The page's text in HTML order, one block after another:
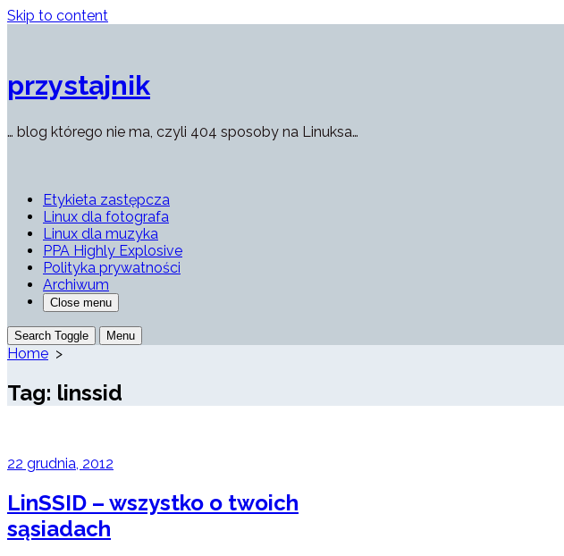
Skip to content
przystajnik
… blog którego nie ma, czyli 404 sposoby na Linuksa…
Etykieta zastępcza
Linux dla fotografa
Linux dla muzyka
PPA Highly Explosive
Polityka prywatności
Archiwum
Close menu
Search Toggle Menu
Home >
Tag: linssid
22 grudnia, 2012
LinSSID – wszystko o twoich
sąsiadach